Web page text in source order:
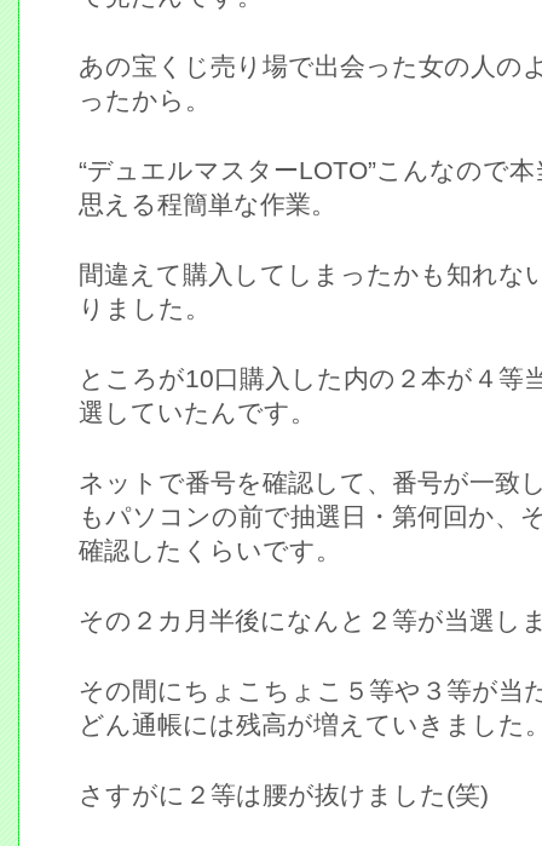
あの宝くじ売り場で出会った女の人の
ったから。
“デュエルマスターLOTO”こんなので
思える程簡単な作業。
間違えて購入してしまったかも知れな
りました。
ところが10口購入した内の２本が４等
選していたんです。
ネットで番号を確認して、番号が一致
もパソコンの前で抽選日・第何回か、
確認したくらいです。
その２カ月半後になんと２等が当選し
その間にちょこちょこ５等や３等が当
どん通帳には残高が増えていきました
さすがに２等は腰が抜けました(笑)